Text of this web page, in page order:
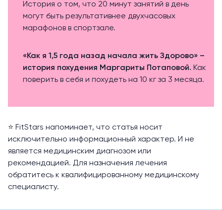
История о том, что 20 минут занятий в день
могут быть результативнее двухчасовых
марафонов в спортзале.
«Как я 1,5 года назад начала жить Здорово» –
история похудения Маргариты Потаповой. Как
поверить в себя и похудеть на 10 кг за 3 месяца.
⭐️ FitStars напоминает, что статья носит
исключительно информационный характер. И не
является медицинским диагнозом или
рекомендацией. Для назначения лечения
обратитесь к квалифицированному медицинскому
специалисту.